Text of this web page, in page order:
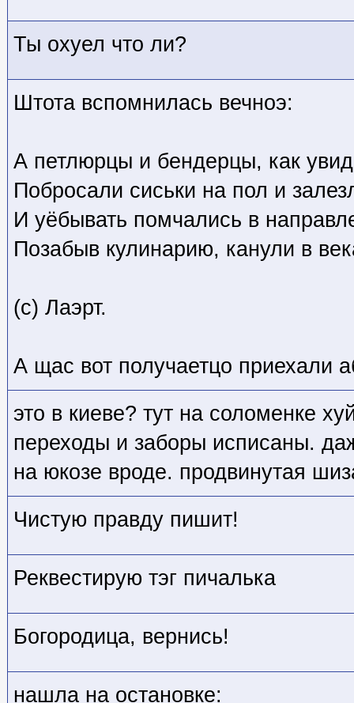
Ты охуел что ли?
Штота вспомнилась вечноэ:
А петлюрцы и бендерцы, как
Побросали сиськи на пол и
И уёбывать помчались в
Позабыв кулинарию, канули в
(с) Лаэрт.
А щас вот получаетцо приехали
это в киеве? тут на соломенке
переходы и заборы исписаны.
на юкозе вроде. продвинутая
Чистую правду пишит!
Реквестирую тэг пичалька
Богородица, вернись!
нашла на остановке: